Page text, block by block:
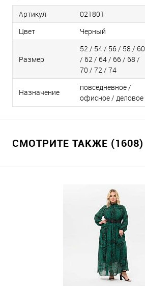
Артикул
021801
Цвет
Черный
Размер
52 / 54 / 56 / 58 / 60
/ 62 / 64 / 66 / 68 /
70 / 72 / 74
Назначение
повседневное /
офисное / деловое
СМОТРИТЕ ТАКЖЕ (1608)